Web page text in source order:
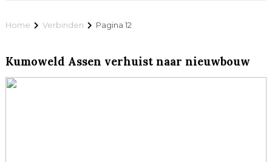
Home Verbinden Pagina 12
Kumoweld Assen verhuist naar nieuwbouw